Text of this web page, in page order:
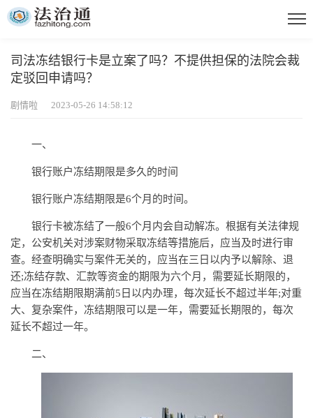
司法冻结银行卡是立案了吗？不提供担保的法院会裁
定驳回申请吗？
剧情啦 2023-05-26 14:58:12
一、
银行账户冻结期限是多久的时间
银行账户冻结期限是6个月的时间。
银行卡被冻结了一般6个月内会自动解冻。根据有关法律规
定，公安机关对涉案财物采取冻结等措施后，应当及时进行审
查。经查明确实与案件无关的，应当在三日以内予以解除、退
还;冻结存款、汇款等资金的期限为六个月，需要延长期限的，
应当在冻结期限期满前5日以内办理，每次延长不超过半年;对重
大、复杂案件，冻结期限可以是一年，需要延长期限的，每次
延长不超过一年。
二、